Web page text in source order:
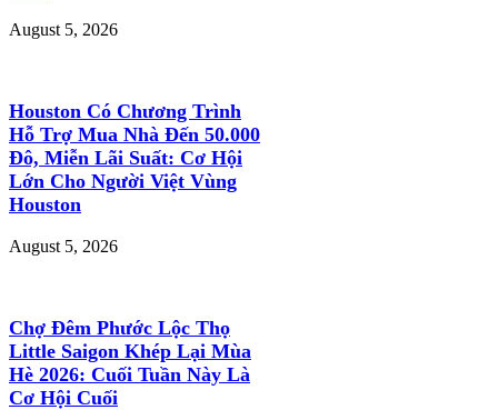
August 5, 2026
Houston Có Chương Trình
Hỗ Trợ Mua Nhà Đến 50.000
Đô, Miễn Lãi Suất: Cơ Hội
Lớn Cho Người Việt Vùng
Houston
August 5, 2026
Chợ Đêm Phước Lộc Thọ
Little Saigon Khép Lại Mùa
Hè 2026: Cuối Tuần Này Là
Cơ Hội Cuối